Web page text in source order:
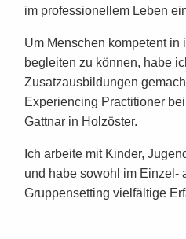
im professionellem Leben
Um Menschen kompetent in
begleiten zu können, habe
Zusatzausbildungen
Experiencing Practitioner
Gattnar in Holzöster.
Ich arbeite mit Kinder,
und habe sowohl im Einzel-
Gruppensetting vielfältige